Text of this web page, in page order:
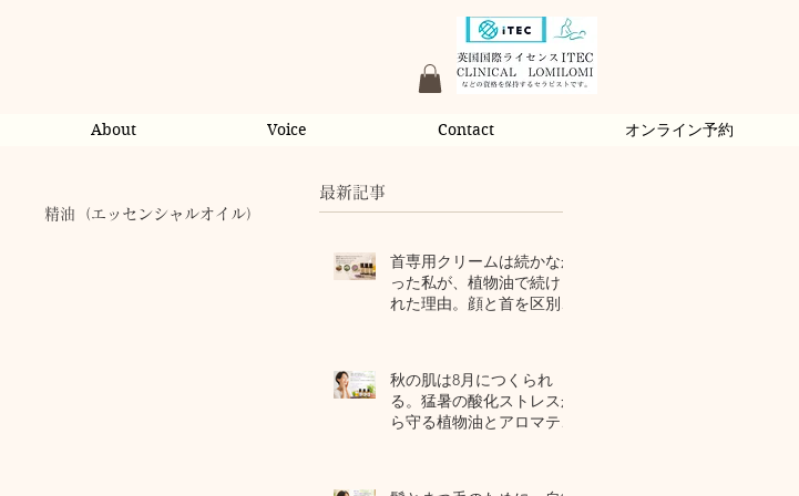
About Voice Contact オンライン予約
精油（エッセンシャルオイル）
最新記事
首専用クリームは続かなか
った私が、植物油で続けら
れた理由。顔と首を区別し
秋の肌は8月につくられ
る。猛暑の酸化ストレスか
ら守る植物油とアロマテラ